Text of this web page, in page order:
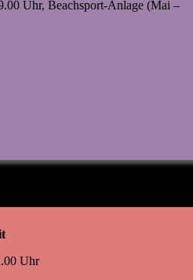
Uhr, Beachsport-Anlage (Mai –
Uhr